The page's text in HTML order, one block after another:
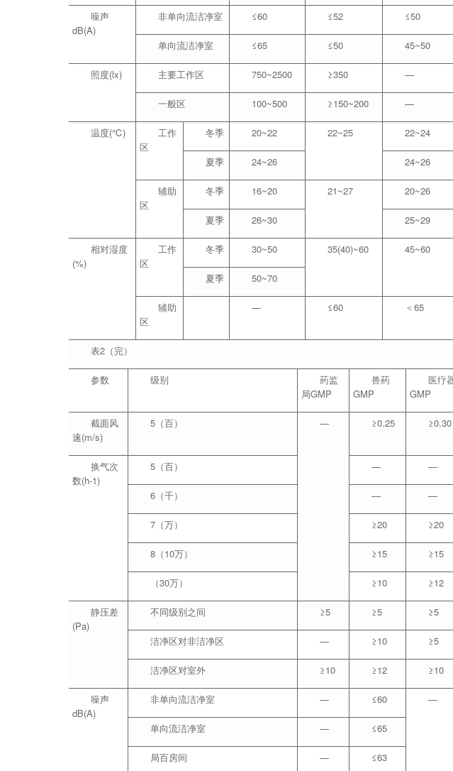
噪声
dB(A)
非单向流洁净室 ≤60 ≤52 ≤50
单向流洁净室 ≤65 ≤50 45~50
照度(lx) 主要工作区 750~2500 ≥350 —
一般区 100~500 ≥150~200 —
温度(℃)
工作
区
冬季 20~22 22~25 22~24
夏季 24~26 24~26
辅助
区
冬季 16~20 21~27 20~26
夏季 26~30 25~29
相对湿度
(%)
工作
区
冬季 30~50 35(40)~60 45~60
夏季 50~70
辅助
区
— ≤60 ＜65
表2（完）
参数 级别
药监
局GMP
兽药
GMP
医疗
GMP
截面风
速(m/s)
5（百） — ≥0.25 ≥0.30
换气次
数(h-1)
5（百） — —
6（千） — —
7（万） ≥20 ≥20
8（10万） ≥15 ≥15
（30万） ≥10 ≥12
静压差
(Pa)
不同级别之间 ≥5 ≥5 ≥5
洁净区对非洁净区 — ≥10 ≥5
洁净区对室外 ≥10 ≥12 ≥10
噪声
dB(A)
非单向流洁净室 — ≤60 —
单向流洁净室 — ≤65
局百房间 — ≤63